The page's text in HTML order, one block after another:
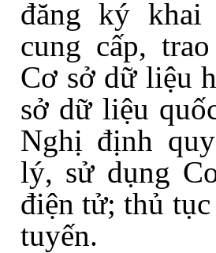
đăng ký
cung cấp,
Cơ sở dữ liệu
sở dữ liệu
Nghị định
lý, sử dụng
điện tử; thủ
tuyến.